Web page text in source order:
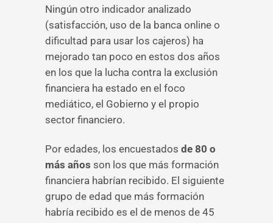
Ningún otro indicador analizado
(satisfacción, uso de la banca online o
dificultad para usar los cajeros) ha
mejorado tan poco en estos dos años
en los que la lucha contra la exclusión
financiera ha estado en el foco
mediático, el Gobierno y el propio
sector financiero.
Por edades, los encuestados de 80 o
más años son los que más formación
financiera habrían recibido. El siguiente
grupo de edad que más formación
habría recibido es el de menos de 45